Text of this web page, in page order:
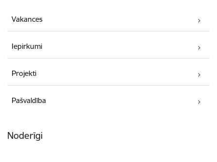
Vakances
Iepirkumi
Projekti
Pašvaldība
Noderīgi